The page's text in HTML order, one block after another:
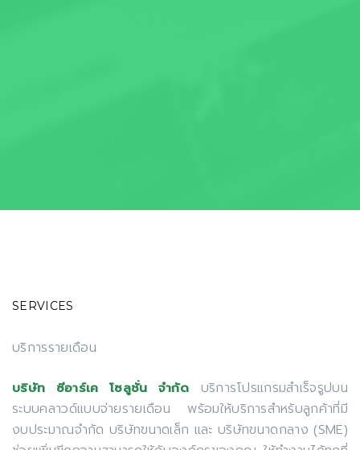
SERVICES
บริการรายเดือน
บริษัท ซีอาร์เค โซลูชั่น จำกัด
บริการโปรแกรมสำเร็จรูปบน
ระบบคลาวด์แบบจ่ายรายเดือน พร้อมให้บริการสำหรับลูกค้าที่มี
งบประมาณจำกัด บริษัทขนาดเล็ก และ บริษัทขนาดกลาง (SME)